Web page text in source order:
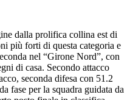
dalla prolifica collina est di
più forti di questa categoria e
nel “Girone Nord”, con
di casa. Secondo attacco
seconda difesa con 51.2
fase per la squadra guidata da